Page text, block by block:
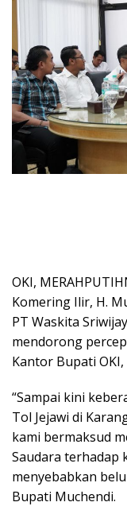
OKI,
Komering Ilir, H.
PT Waskita
mendorong
Kantor Bupati OKI,
“Sampai kini
Tol Jejawi di
kami bermaksud
Saudara terhadap
menyebabkan
Bupati Muchendi.